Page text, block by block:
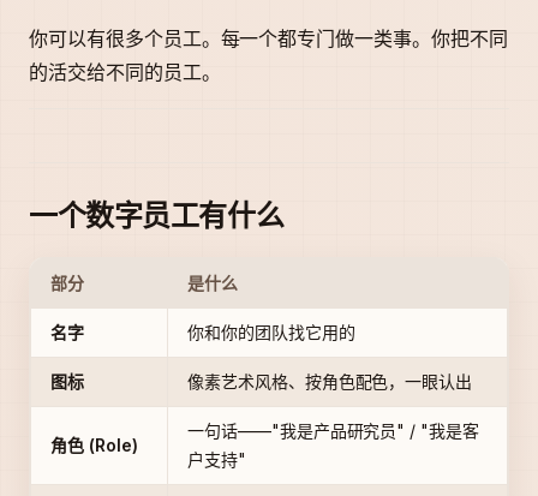
你可以有很多个员工。每一个都专门做一类事。你把不同
的活交给不同的员工。
一个数字员工有什么
部分 是什么
名字 你和你的团队找它用的
图标 像素艺术风格、按角色配色，一眼认出
角色 (Role)
一句话——"我是产品研究员" / "我是客
户支持"